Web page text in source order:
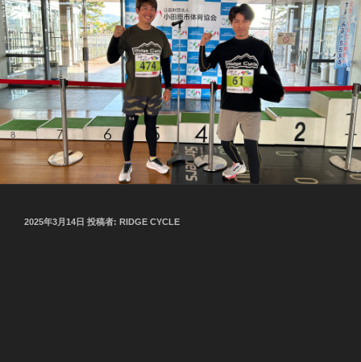
投
2025年3月14日 投稿者: RIDGE CYCLE